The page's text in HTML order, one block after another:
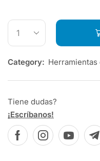
Category: Herramientas
Tiene dudas?
¡Escríbanos!